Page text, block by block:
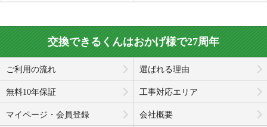
交換できるくんはおかげ様で27周年
ご利用の流れ 選ばれる理由
無料10年保証 工事対応エリア
マイページ・会員登録 会社概要